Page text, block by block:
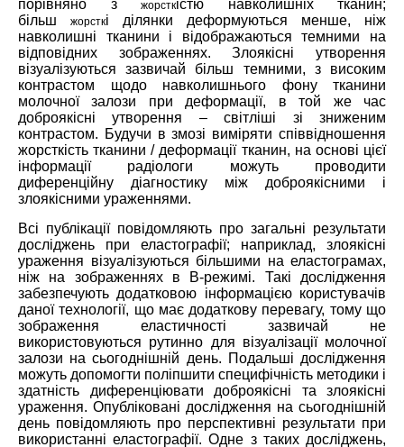
порівняно з
жорсткістю навколишніх тканин;
більш
жорсткі ділянки деформуються менше, ніж
навколишні тканини і відображаються темними на
відповідних зображеннях. Злоякісні утворення
візуалізуються зазвичай більш темними, з високим
контрастом щодо навколишнього фону тканини
молочної залози при деформації, в той же час
доброякісні утворення – світліші зі зниженим
контрастом. Будучи в змозі виміряти співвідношення
жорсткість тканини / деформації тканин, на основі цієї
інформації радіологи можуть проводити
диференційну діагностику між доброякісними і
злоякісними ураженнями.
Всі публікації повідомляють про загальні результати
досліджень при еластографії; наприклад, злоякісні
ураження візуалізуються більшими на еластограмах,
ніж на зображеннях в B-режимі. Такі дослідження
забезпечують додатковою інформацією користувачів
даної технології, що має додаткову перевагу, тому що
зображення еластичності зазвичай не
використовуються рутинно для візуалізації молочної
залози на сьогоднішній день. Подальші дослідження
можуть допомогти поліпшити специфічність методики і
здатність диференціювати доброякісні та злоякісні
ураження. Опубліковані дослідження на сьогоднішній
день повідомляють про перспективні результати при
використанні еластографії. Одне з таких досліджень,